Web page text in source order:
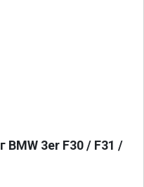
BMW 3er F30 / F31 /